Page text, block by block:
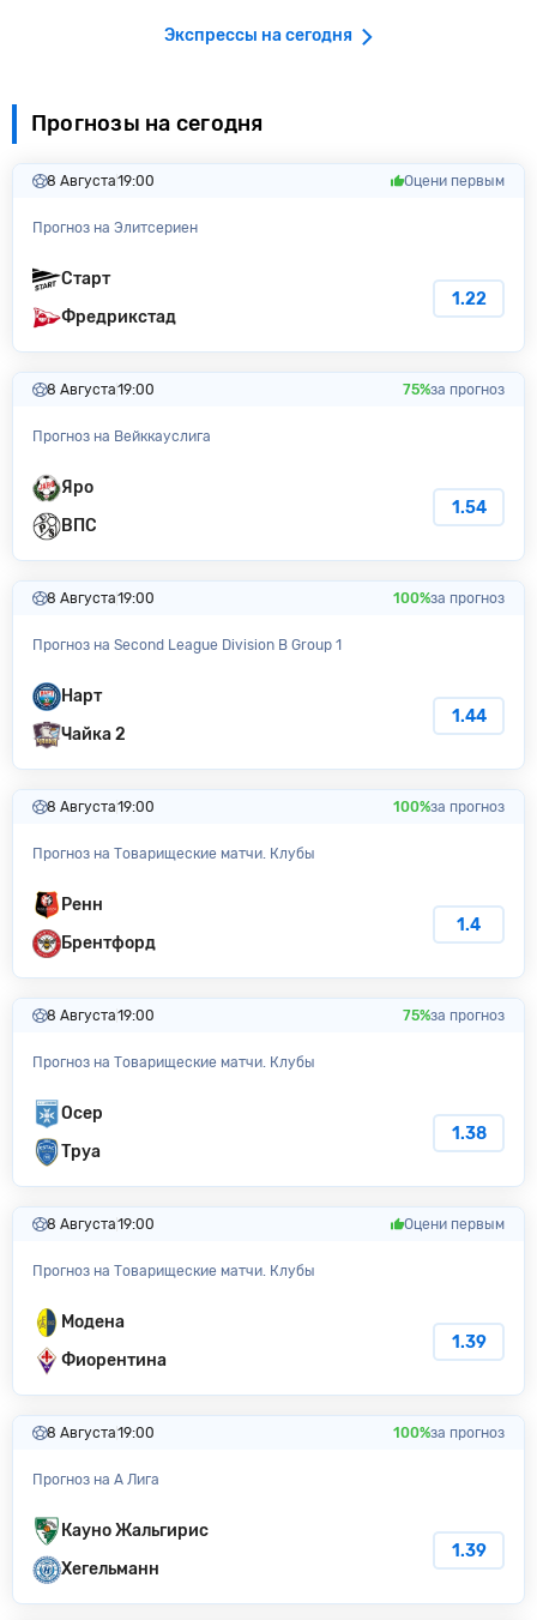
Экспрессы на сегодня
Прогнозы на сегодня
8 Августа19:00 Оцени первым
Прогноз на Элитсериен
Старт
Фредрикстад
1.22
8 Августа19:00 75%за прогноз
Прогноз на Вейккауслига
Яро
ВПС
1.54
8 Августа19:00 100%за прогноз
Прогноз на Second League Division B Group 1
Нарт
Чайка 2
1.44
8 Августа19:00 100%за прогноз
Прогноз на Товарищеские матчи. Клубы
Ренн
Брентфорд
1.4
8 Августа19:00 75%за прогноз
Прогноз на Товарищеские матчи. Клубы
Осер
Труа
1.38
8 Августа19:00 Оцени первым
Прогноз на Товарищеские матчи. Клубы
Модена
Фиорентина
1.39
8 Августа19:00 100%за прогноз
Прогноз на A Лига
Кауно Жальгирис
Хегельманн
1.39